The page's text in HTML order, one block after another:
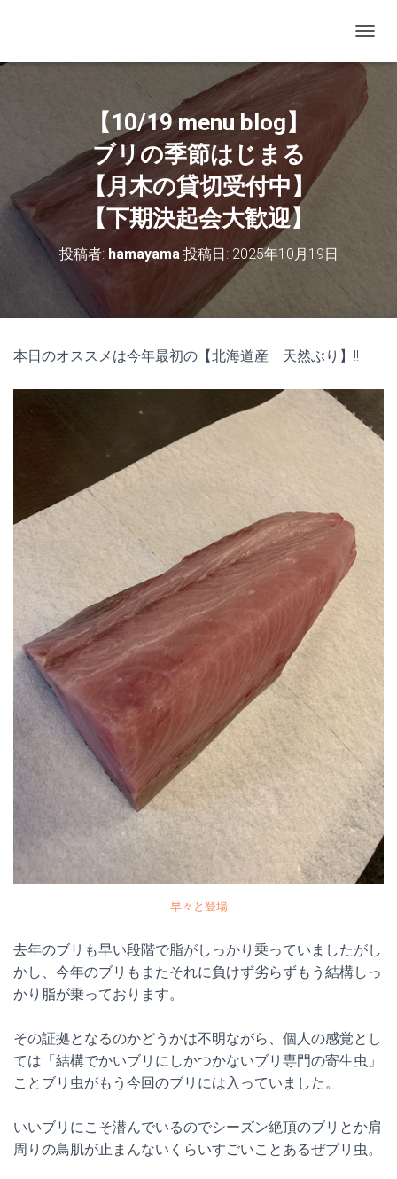
【10/19 menu blog】
ブリの季節はじまる
【月木の貸切受付中】
【下期決起会大歓迎】
投稿者: hamayama投稿日: 2025年10月19日
本日のオススメは今年最初の【北海道産 天然ぶり】!!
早々と登場
去年のブリも早い段階で脂がしっかり乗っていましたがし
かし、今年のブリもまたそれに負けず劣らずもう結構しっ
かり脂が乗っております。
その証拠となるのかどうかは不明ながら、個人の感覚とし
ては「結構でかいブリにしかつかないブリ専門の寄生虫」
ことブリ虫がもう今回のブリには入っていました。
いいブリにこそ潜んでいるのでシーズン絶頂のブリとか肩
周りの鳥肌が止まんないくらいすごいことあるぜブリ虫。